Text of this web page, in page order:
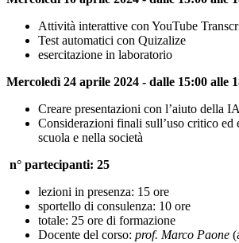
Attività interattive con YouTube
Test automatici con Quizalize
esercitazione in laboratorio
Mercoledì 24 aprile 2024 - dalle 15:00 alle
Creare presentazioni con l’aiuto della IA
Considerazioni finali sull’uso critico ed
scuola e nella società
n° partecipanti: 25
lezioni in presenza: 15 ore
sportello di consulenza: 10 ore
totale: 25 ore di formazione
Docente del corso: prof. Marco Paone